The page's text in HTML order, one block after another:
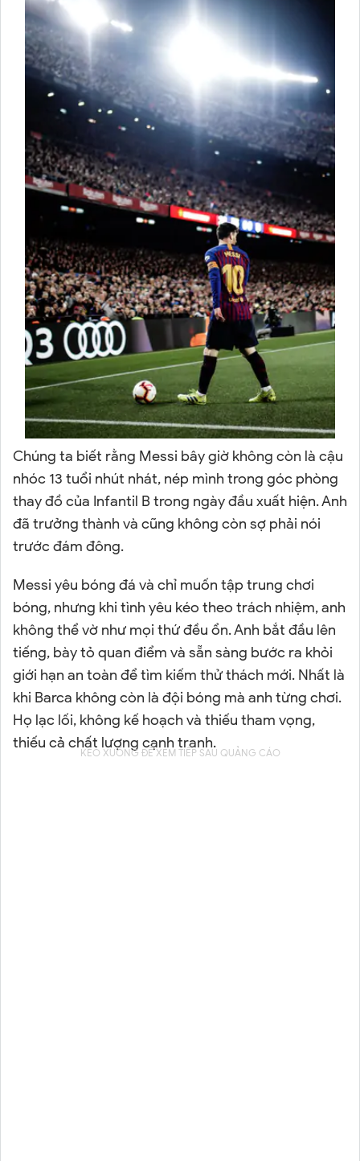
Chúng ta biết rằng Messi bây giờ không còn là cậu
nhóc 13 tuổi nhút nhát, nép mình trong góc phòng
thay đồ của Infantil B trong ngày đầu xuất hiện. Anh
đã trưởng thành và cũng không còn sợ phải nói
trước đám đông.
Messi yêu bóng đá và chỉ muốn tập trung chơi
bóng, nhưng khi tình yêu kéo theo trách nhiệm, anh
không thể vờ như mọi thứ đều ổn. Anh bắt đầu lên
tiếng, bày tỏ quan điểm và sẵn sàng bước ra khỏi
giới hạn an toàn để tìm kiếm thử thách mới. Nhất là
khi Barca không còn là đội bóng mà anh từng chơi.
Họ lạc lối, không kế hoạch và thiếu tham vọng,
thiếu cả chất lượng cạnh tranh.